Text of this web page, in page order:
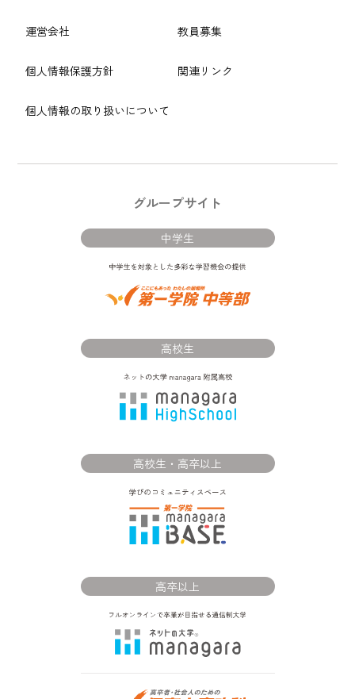
運営会社
個人情報保護方針
個人情報の取り扱いについて
教員募集
関連リンク
グループサイト
中学生
高校生
高校生・高卒以上
高卒以上